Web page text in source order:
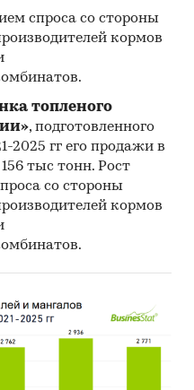
спроса со стороны
кормов
топленого
, подготовленного
2025 гг его продажи в
тыс тонн. Рост
со стороны
кормов